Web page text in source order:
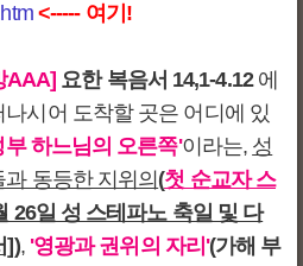
<----- 여기!
AAA] 요한 복음서 14,1-4.12에
시어 도착할 곳은 어디에 있
부 하느님의 오른쪽'이라는, 성
동등한 지위의 (첫 순교자 스
26일 성 스테파노 축일 및 다
]), '영광과 권위의 자리'(가해 부